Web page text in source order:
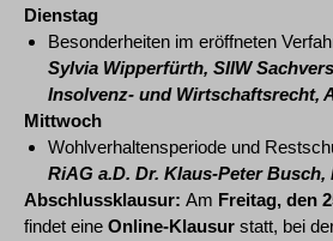
Dienstag
Besonderheiten im eröffneten
Sylvia Wipperfürth, SIIW
Insolvenz- und Wirtschaftsrecht,
Mittwoch
Wohlverhaltensperiode und
RiAG a.D. Dr. Klaus-Peter Busch,
Abschlussklausur: Am Freitag, den
findet eine Online-Klausur statt, bei